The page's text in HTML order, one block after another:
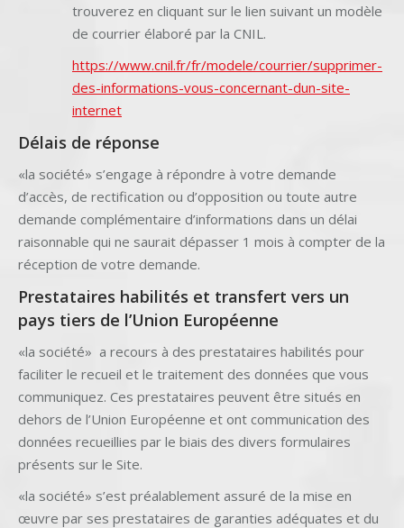
trouverez en cliquant sur le lien suivant un modèle
de courrier élaboré par la CNIL.
https://www.cnil.fr/fr/modele/courrier/supprimer-
des-informations-vous-concernant-dun-site-
internet
Délais de réponse
«la société» s’engage à répondre à votre demande
d’accès, de rectification ou d’opposition ou toute autre
demande complémentaire d’informations dans un délai
raisonnable qui ne saurait dépasser 1 mois à compter de la
réception de votre demande.
Prestataires habilités et transfert vers un
pays tiers de l’Union Européenne
«la société» a recours à des prestataires habilités pour
faciliter le recueil et le traitement des données que vous
communiquez. Ces prestataires peuvent être situés en
dehors de l’Union Européenne et ont communication des
données recueillies par le biais des divers formulaires
présents sur le Site.
«la société» s’est préalablement assuré de la mise en
œuvre par ses prestataires de garanties adéquates et du